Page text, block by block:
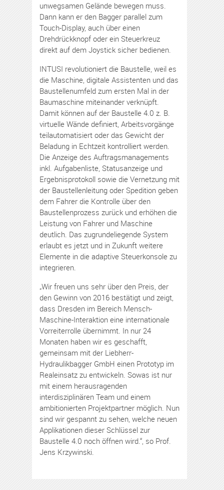
unwegsamen Gelände bewegen muss.
Dann kann er den Bagger parallel zum
Touch-Display, auch über einen
Drehdrückknopf oder ein Steuerkreuz
direkt auf dem Joystick sicher bedienen.
INTUSI revolutioniert die Baustelle, weil es
die Maschine, digitale Assistenten und das
Baustellenumfeld zum ersten Mal in der
Baumaschine miteinander verknüpft.
Damit können auf der Baustelle 4.0 z. B.
virtuelle Wände definiert, Arbeitsvorgänge
teilautomatisiert oder das Gewicht der
Beladung in Echtzeit kontrolliert werden.
Die Anzeige des Auftragsmanagements
inkl. Aufgabenliste, Statusanzeige und
Ergebnisprotokoll sowie die Vernetzung mit
der Baustellenleitung oder Spedition geben
dem Fahrer die Kontrolle über den
Baustellenprozess zurück und erhöhen die
Leistung von Fahrer und Maschine
deutlich. Das zugrundeliegende System
erlaubt es jetzt und in Zukunft weitere
Elemente in die adaptive Steuerkonsole zu
integrieren.
„Wir freuen uns sehr über den Preis, der
den Gewinn von 2016 bestätigt und zeigt,
dass Dresden im Bereich Mensch-
Maschine-Interaktion eine internationale
Vorreiterrolle übernimmt. In nur 24
Monaten haben wir es geschafft,
gemeinsam mit der Liebherr-
Hydraulikbagger GmbH einen Prototyp im
Realeinsatz zu entwickeln. Sowas ist nur
mit einem herausragenden
interdisziplinären Team und einem
ambitionierten Projektpartner möglich. Nun
sind wir gespannt zu sehen, welche neuen
Applikationen dieser Schlüssel zur
Baustelle 4.0 noch öffnen wird.“, so Prof.
Jens Krzywinski.